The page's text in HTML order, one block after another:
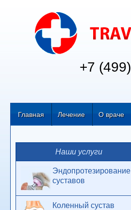
+7 (499)
Главная Лечение О враче
Наши услуги
Эндопротезирование
суставов
Коленный сустав